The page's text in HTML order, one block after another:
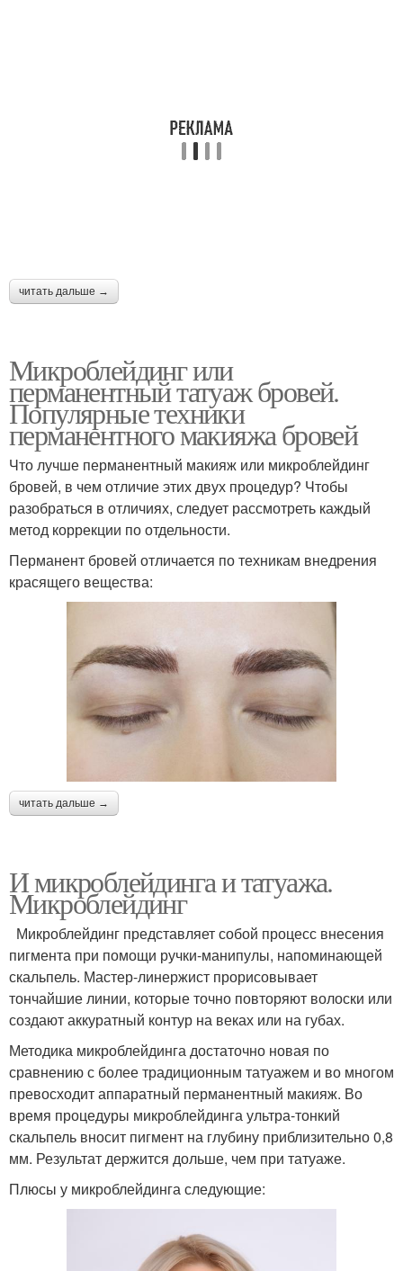
читать дальше →
Микроблейдинг или
перманентный татуаж бровей.
Популярные техники
перманентного макияжа бровей
Что лучше перманентный макияж или микроблейдинг
бровей, в чем отличие этих двух процедур? Чтобы
разобраться в отличиях, следует рассмотреть каждый
метод коррекции по отдельности.
Перманент бровей отличается по техникам внедрения
красящего вещества:
читать дальше →
И микроблейдинга и татуажа.
Микроблейдинг
Микроблейдинг представляет собой процесс внесения
пигмента при помощи ручки-манипулы, напоминающей
скальпель. Мастер-линержист прорисовывает
тончайшие линии, которые точно повторяют волоски или
создают аккуратный контур на веках или на губах.
Методика микроблейдинга достаточно новая по
сравнению с более традиционным татуажем и во многом
превосходит аппаратный перманентный макияж. Во
время процедуры микроблейдинга ультра-тонкий
скальпель вносит пигмент на глубину приблизительно 0,8
мм. Результат держится дольше, чем при татуаже.
Плюсы у микроблейдинга следующие: